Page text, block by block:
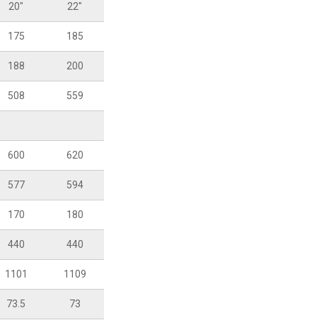
20" 22"
175 185
188 200
508 559
600 620
577 594
170 180
440 440
1101 1109
73.5 73